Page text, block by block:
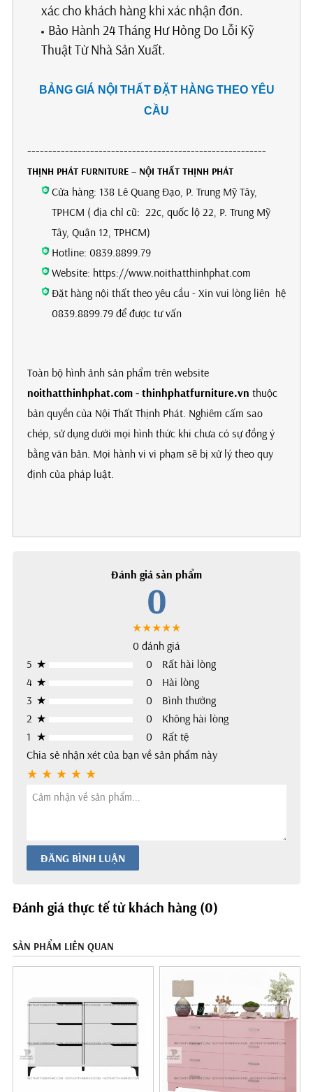
xác cho khách hàng khi xác nhận đơn.
Bảo Hành 24 Tháng Hư Hỏng Do Lỗi Kỹ
Thuật Từ Nhà Sản Xuất.
BẢNG GIÁ NỘI THẤT ĐẶT HÀNG THEO YÊU
CẦU
---------------------------------------------------------
THỊNH PHÁT FURNITURE – NỘI THẤT THỊNH PHÁT
Cửa hàng: 138 Lê Quang Đạo, P. Trung Mỹ Tây,
TPHCM ( địa chỉ cũ: 22c, quốc lộ 22, P. Trung Mỹ
Tây, Quận 12, TPHCM)
Hotline: 0839.8899.79
Website: https://www.noithatthinhphat.com
Đặt hàng nội thất theo yêu cầu - Xin vui lòng liên hệ
0839.8899.79 để được tư vấn
Toàn bộ hình ảnh sản phẩm trên website
noithatthinhphat.com - thinhphatfurniture.vn thuộc
bản quyền của Nội Thất Thịnh Phát. Nghiêm cấm sao
chép, sử dụng dưới mọi hình thức khi chưa có sự đồng ý
bằng văn bản. Mọi hành vi vi phạm sẽ bị xử lý theo quy
định của pháp luật.
Đánh giá sản phẩm
0
★★★★★
0 đánh giá
5 ★ 0
Rất hài lòng
4 ★ 0
Hài lòng
3 ★ 0
Bình thường
2 ★ 0
Không hài lòng
1 ★ 0
Rất tệ
Chia sẻ nhận xét của bạn về sản phẩm này
ĐĂNG BÌNH LUẬN
Đánh giá thực tế từ khách hàng (0)
SẢN PHẨM LIÊN QUAN